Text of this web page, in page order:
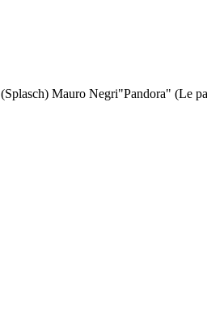
(Splasch) Mauro Negri"Pandora" (Le